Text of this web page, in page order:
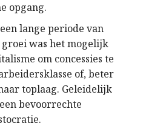
opgang.
lange periode van
groei was het mogelijk
om concessies te
of, beter
toplaag. Geleidelijk
bevoorrechte